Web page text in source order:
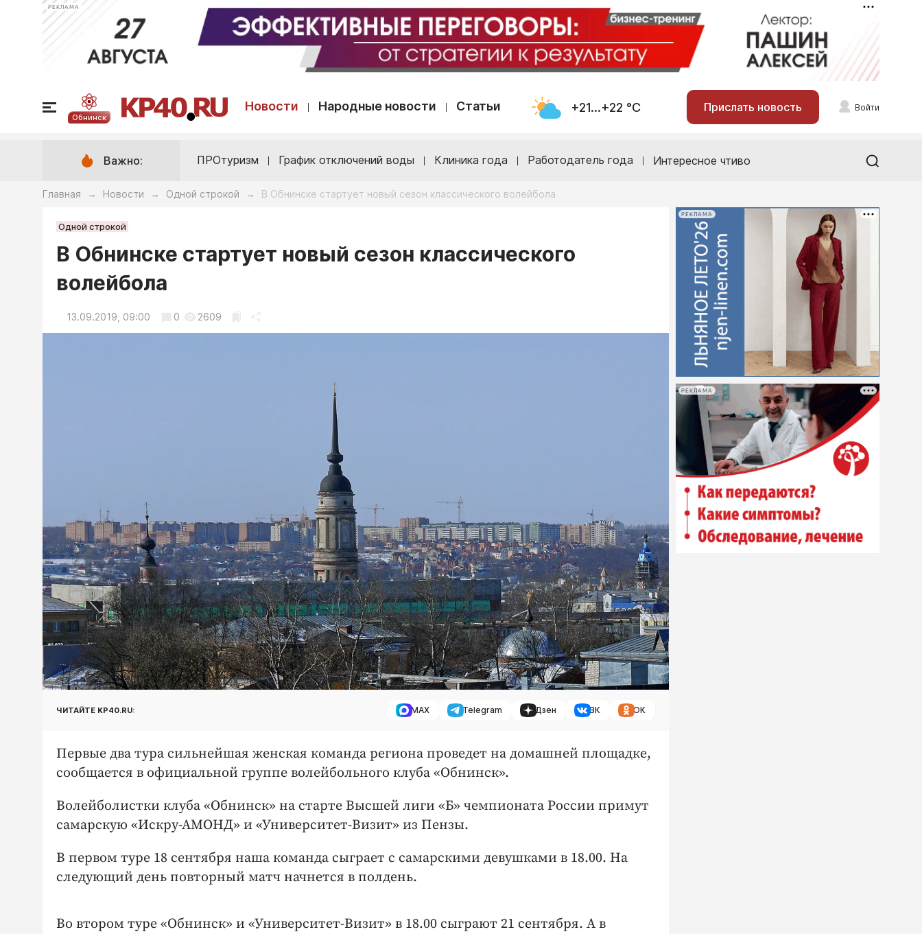
РЕКЛАМА
Обнинск
Новости Народные новости Статьи +21...+22 °С Прислать новость Войти
Важно: ПРОтуризм График отключений воды Клиника года Работодатель года Интересное чтиво
Главная → Новости → Одной строкой → В Обнинске стартует новый сезон классического волейбола
Одной строкой
В Обнинске стартует новый сезон классического
волейбола
13.09.2019, 09:00 0 2609
ЧИТАЙТЕ KP40.RU: MAX Telegram Дзен ВК ОК
Первые два тура сильнейшая женская команда региона проведет на домашней площадке,
сообщается в официальной группе волейбольного клуба «Обнинск».
Волейболистки клуба «Обнинск» на старте Высшей лиги «Б» чемпионата России примут
самарскую «Искру-АМОНД» и «Университет-Визит» из Пензы.
В первом туре 18 сентября наша команда сыграет с самарскими девушками в 18.00. На
следующий день повторный матч начнется в полдень.
Во втором туре «Обнинск» и «Университет-Визит» в 18.00 сыграют 21 сентября. А в
РЕКЛАМА
РЕКЛАМА